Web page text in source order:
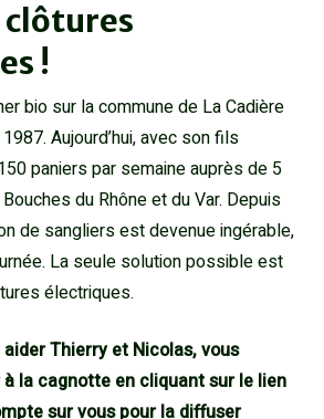
!
bio sur la commune de La Cadière
Aujourd’hui, avec son fils
paniers par semaine auprès de 5
du Rhône et du Var. Depuis
de sangliers est devenue ingérable,
La seule solution possible est
électriques.
Thierry et Nicolas, vous
la cagnotte en cliquant sur le lien
sur vous pour la diffuser